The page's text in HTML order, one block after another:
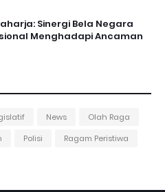
Sinergi Bela Negara
Menghadapi Ancaman
News
Olah Raga
Polisi
Ragam Peristiwa